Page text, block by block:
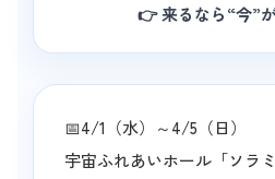
👉 来るなら“今”
📅4/1（水）～4/5（日）
宇宙ふれあいホール「ソラミ